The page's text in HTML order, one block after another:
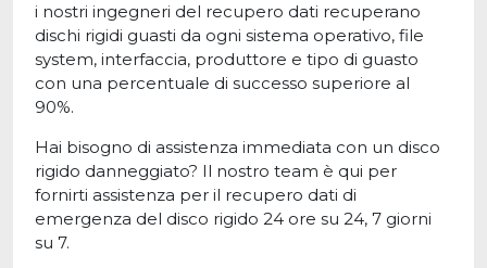
i nostri ingegneri del recupero dati recuperano
dischi rigidi guasti da ogni sistema operativo, file
system, interfaccia, produttore e tipo di guasto
con una percentuale di successo superiore al
90%.
Hai bisogno di assistenza immediata con un disco
rigido danneggiato? Il nostro team è qui per
fornirti assistenza per il recupero dati di
emergenza del disco rigido 24 ore su 24, 7 giorni
su 7.